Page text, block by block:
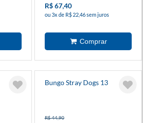
R$ 67,40
ou 3x de R$ 22,46 sem juros
Bungo Stray Dogs 13
R$ 44,90